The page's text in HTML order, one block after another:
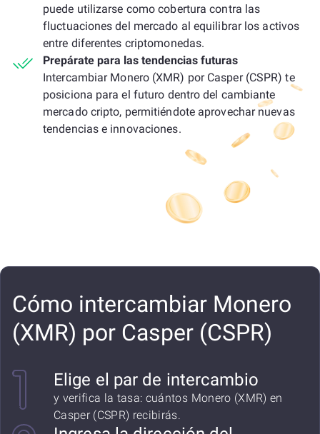
puede utilizarse como cobertura contra las
fluctuaciones del mercado al equilibrar los activos
entre diferentes criptomonedas.
Prepárate para las tendencias futuras
Intercambiar Monero (XMR) por Casper (CSPR) te
posiciona para el futuro dentro del cambiante
mercado cripto, permitiéndote aprovechar nuevas
tendencias e innovaciones.
Cómo intercambiar Monero
(XMR) por Casper (CSPR)
Elige el par de intercambio
y verifica la tasa: cuántos Monero (XMR) en
Casper (CSPR) recibirás.